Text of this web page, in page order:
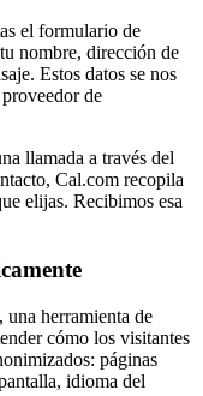
el formulario de
nombre, dirección de
Estos datos se nos
de
llamada a través del
Cal.com recopila
elijas. Recibimos esa
herramienta de
cómo los visitantes
páginas
idioma del